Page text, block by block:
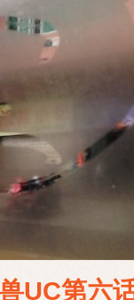
UC第六